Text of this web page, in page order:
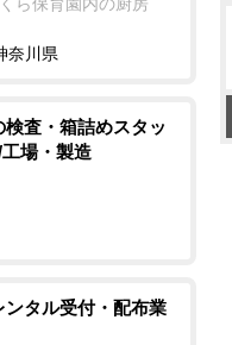
奈川県
検査・箱詰めスタッ
場・製造
タル受付・配布業